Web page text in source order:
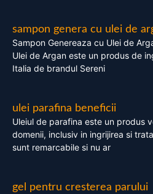
sampon genera cu ulei de
Sampon Genereaza cu Ulei de
Ulei de Argan este un produs de
Italia de brandul Sereni
ulei parafina beneficii
Uleiul de parafina este un produs
domenii, inclusiv in ingrijirea si
sunt remarcabile si nu ar
gel pentru cresterea parului